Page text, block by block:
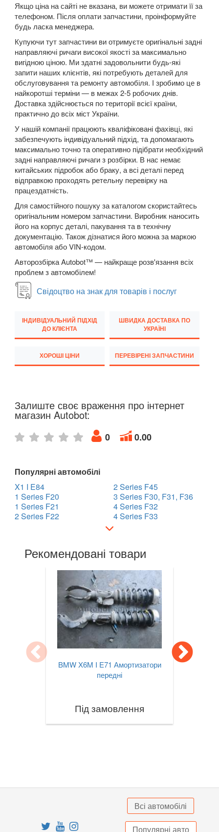
M5 E60/E61
5 Series F07 GT
5 Series F10
M5 F10
5 Series F11
5 Series G30/G31
5 Series G60/G61/G68
5 Series G60/G61 mHEV
5 Series i5 (G60E/G61E/G68E)
M5 F90
6 Series E63
6 Series E64
M6 E63/E64
6 Series F12
6 Series F13
M6 F12/F13/F06
7 Series E38
7 Series E65/E66/E67/E68
i3 l01
i8 l12/l15
X1 I E84
X2 F39
X3 III G01
X3M III F97
X4 I F26
X4M I F26
X5 III F15
X5 IV G05
Якщо ціна на сайті не вказана, ви можете отримати її за
телефоном. Після оплати запчастини, проінформуйте
будь ласка менеджера.
Купуючи тут запчастини ви отримуєте оригінальні задні
направляючі ричаги високої якості за максимально
вигідною ціною. Ми здатні задовольнити будь-які
запити наших клієнтів, які потребують деталей для
обслуговування та ремонту автомобіля. І зробимо це в
найкоротші терміни — в межах 2-5 робочих днів.
Доставка здійснюється по території всієї країни,
практично до всіх міст України.
У нашій компанії працюють кваліфіковані фахівці, які
забезпечують індивідуальний підхід, та допомагають
максимально точно та оперативно підібрати необхідний
задні направляючі ричаги з розбірки. В нас немає
китайських підробок або браку, а всі деталі перед
відправкою проходять ретельну перевірку на
працездатність.
Для самостійного пошуку за каталогом скористайтесь
оригінальним номером запчастини. Виробник наносить
його на корпус деталі, пакування та в технічну
документацію. Також дізнатися його можна за маркою
автомобіля або VIN-кодом.
Авторозбірка Autobot™ — найкраще розв'язання всіх
проблем з автомобілем!
Свідоцтво на знак для товарів і послуг
ІНДИВІДУАЛЬНИЙ ПІДХІД
ДО КЛІЄНТА
ШВИДКА ДОСТАВКА ПО
УКРАЇНІ
ХОРОШІ ЦІНИ ПЕРЕВІРЕНІ ЗАПЧАСТИНИ
Залиште своє враження про інтернет
магазин Autobot:
0 0.00
Популярні автомобілі
X1 I E84
1 Series F20
1 Series F21
2 Series F22
2 Series F45
3 Series F30, F31, F36
4 Series F32
4 Series F33
Рекомендовані товари
BMW X6M I E71 Амортизатори
передні
Під замовлення
Всі автомобілі
Популярні авто